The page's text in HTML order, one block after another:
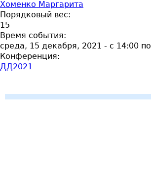
Хоменко Маргарита
Порядковый вес:
15
Время события:
среда, 15 декабря, 2021 - с 14:00 по
Конференция:
ДД2021